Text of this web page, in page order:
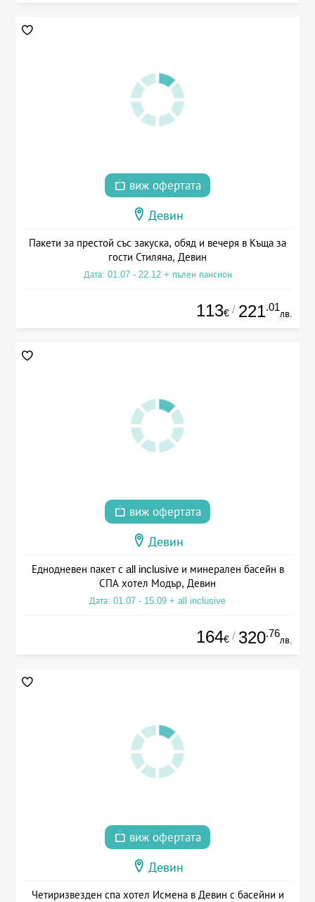
виж офертата
Девин
Пакети за престой със закуска, обяд и вечеря в Къща за
гости Стиляна, Девин
Дата: 01.07 - 22.12 + пълен пансион
113€ / 221.01
лв.
виж офертата
Девин
Еднодневен пакет с all inclusive и минерален басейн в
СПА хотел Модър, Девин
Дата: 01.07 - 15.09 + all inclusive
164€ / 320.76
лв.
виж офертата
Девин
Четиризвезден спа хотел Исмена в Девин с басейни и